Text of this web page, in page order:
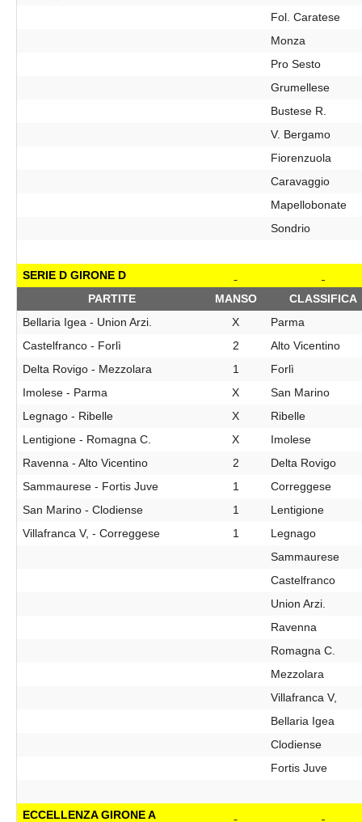
Fol. Caratese
Monza
Pro Sesto
Grumellese
Bustese R.
V. Bergamo
Fiorenzuola
Caravaggio
Mapellobonate
Sondrio
SERIE D GIRONE D
PARTITE
MANSO
CLASSIFICA
Bellaria Igea - Union Arzi.
X
Parma
Castelfranco - Forlì
2
Alto Vicentino
Delta Rovigo - Mezzolara
1
Forlì
Imolese - Parma
X
San Marino
Legnago - Ribelle
X
Ribelle
Lentigione - Romagna C.
X
Imolese
Ravenna - Alto Vicentino
2
Delta Rovigo
Sammaurese - Fortis Juve
1
Correggese
San Marino - Clodiense
1
Lentigione
Villafranca V, - Correggese
1
Legnago
Sammaurese
Castelfranco
Union Arzi.
Ravenna
Romagna C.
Mezzolara
Villafranca V,
Bellaria Igea
Clodiense
Fortis Juve
ECCELLENZA GIRONE A